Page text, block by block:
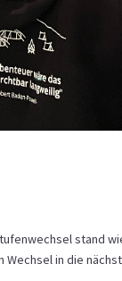
stand
in die